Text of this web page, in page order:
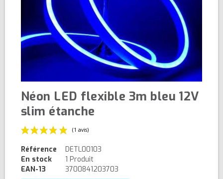
Néon LED flexible 3m bleu 12V
slim étanche
Référence
DETL00103
En stock
1 Produit
EAN-13
3700841203703